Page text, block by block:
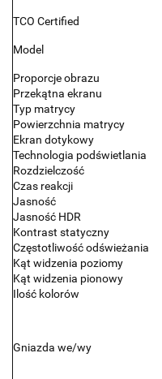
TCO Certified
Model
Proporcje obrazu
Przekątna ekranu
Typ matrycy
Powierzchnia matrycy
Ekran dotykowy
Technologia podświetlania
Rozdzielczość
Czas reakcji
Jasność
Jasność HDR
Kontrast statyczny
Częstotliwość odświeżania
Kąt widzenia poziomy
Kąt widzenia pionowy
Ilość kolorów
Gniazda we/wy